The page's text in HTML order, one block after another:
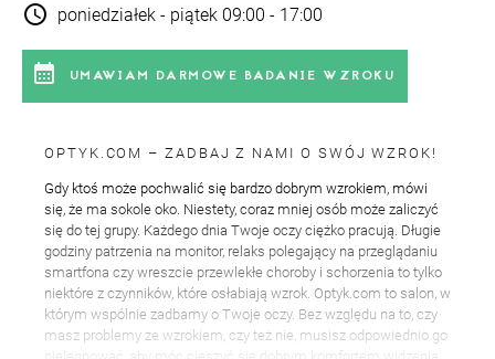
schedule poniedziałek - piątek 09:00 - 17:00
calendar_month UMAWIAM DARMOWE BADANIE WZROKU
OPTYK.COM – ZADBAJ Z NAMI O SWÓJ WZROK!
Gdy ktoś może pochwalić się bardzo dobrym wzrokiem, mówi
się, że ma sokole oko. Niestety, coraz mniej osób może zaliczyć
się do tej grupy. Każdego dnia Twoje oczy ciężko pracują. Długie
godziny patrzenia na monitor, relaks polegający na przeglądaniu
smartfona czy wreszcie przewlekłe choroby i schorzenia to tylko
niektóre z czynników, które osłabiają wzrok. Optyk.com to salon, w
którym wspólnie zadbamy o Twoje oczy. Bez względu na to, czy
masz problemy ze wzrokiem, czy też nie, musisz odpowiednio go